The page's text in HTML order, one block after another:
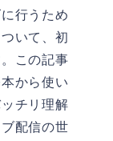
行うため
いて、初
この記事
から使い
チリ理解
配信の世